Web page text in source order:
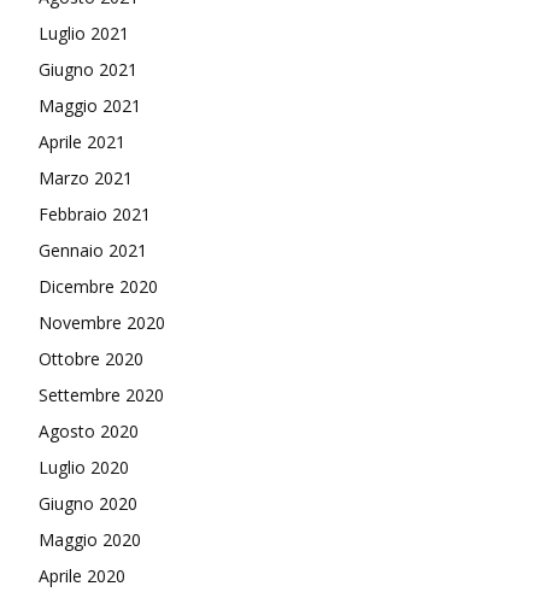
Luglio 2021
Giugno 2021
Maggio 2021
Aprile 2021
Marzo 2021
Febbraio 2021
Gennaio 2021
Dicembre 2020
Novembre 2020
Ottobre 2020
Settembre 2020
Agosto 2020
Luglio 2020
Giugno 2020
Maggio 2020
Aprile 2020